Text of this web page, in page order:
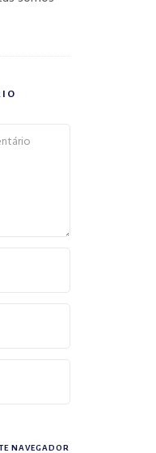
NAVEGADOR